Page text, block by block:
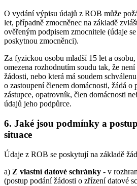
O vydání výpisu údajů z ROB může
let, případně zmocněnec na základě
ověřeným podpisem zmocnitele (údaje
poskytnou zmocněnci).
Za fyzickou osobu mladší 15 let a
omezena rozhodnutím soudu tak, že
žádosti, nebo která má soudem
o zastoupení členem domácnosti, žádá
zástupce, opatrovník, člen domácnosti
údajů jeho podpůrce.
6. Jaké jsou podmínky a
situace
Údaje z ROB se poskytují na základě
a) Z vlastní datové schránky - v
(postup podání žádosti o zřízení datové